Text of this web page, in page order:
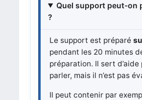
Quel support peut-on
?
Le support est préparé
pendant les 20 minutes
préparation. Il sert d’aide
parler, mais il n’est pas
Il peut contenir par